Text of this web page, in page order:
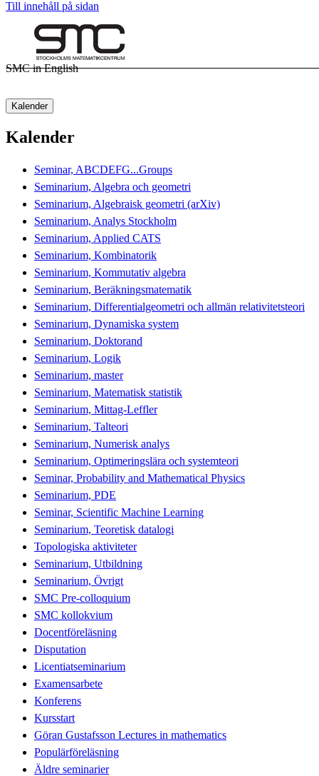
Till innehåll på sidan
SMC in English
Kalender
Kalender
Seminar, ABCDEFG...Groups
Seminarium, Algebra och geometri
Seminarium, Algebraisk geometri (arXiv)
Seminarium, Analys Stockholm
Seminarium, Applied CATS
Seminarium, Kombinatorik
Seminarium, Kommutativ algebra
Seminarium, Beräkningsmatematik
Seminarium, Differentialgeometri och allmän relativitetsteori
Seminarium, Dynamiska system
Seminarium, Doktorand
Seminarium, Logik
Seminarium, master
Seminarium, Matematisk statistik
Seminarium, Mittag-Leffler
Seminarium, Talteori
Seminarium, Numerisk analys
Seminarium, Optimeringslära och systemteori
Seminar, Probability and Mathematical Physics
Seminarium, PDE
Seminar, Scientific Machine Learning
Seminarium, Teoretisk datalogi
Topologiska aktiviteter
Seminarium, Utbildning
Seminarium, Övrigt
SMC Pre-colloquium
SMC kollokvium
Docentföreläsning
Disputation
Licentiatseminarium
Examensarbete
Konferens
Kursstart
Göran Gustafsson Lectures in mathematics
Populärföreläsning
Äldre seminarier